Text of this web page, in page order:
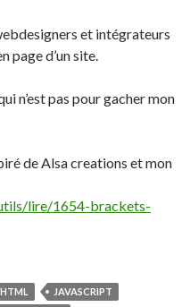
et intégrateurs
page d’un site.
n’est pas pour gacher mon
de Alsa creations et mon
lire/1654-brackets-
HTML
JAVASCRIPT